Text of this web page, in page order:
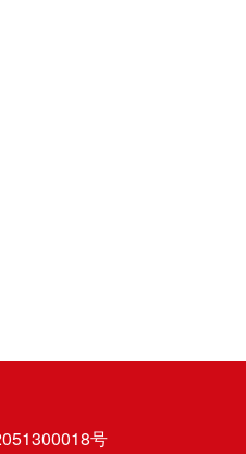
号